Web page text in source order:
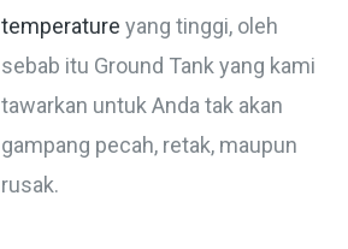
temperature yang tinggi, oleh
sebab itu Ground Tank yang kami
tawarkan untuk Anda tak akan
gampang pecah, retak, maupun
rusak.